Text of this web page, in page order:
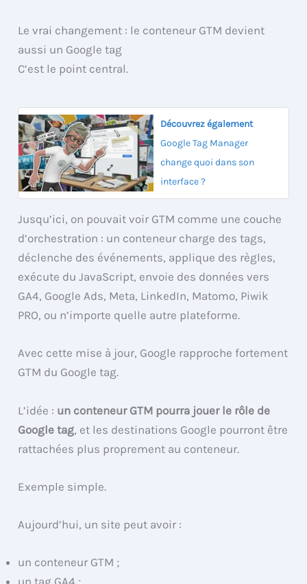
Le vrai changement : le conteneur GTM devient
aussi un Google tag
C’est le point central.
Découvrez également
Google Tag Manager
change quoi dans son
interface ?
Jusqu’ici, on pouvait voir GTM comme une couche
d’orchestration : un conteneur charge des tags,
déclenche des événements, applique des règles,
exécute du JavaScript, envoie des données vers
GA4, Google Ads, Meta, LinkedIn, Matomo, Piwik
PRO, ou n’importe quelle autre plateforme.
Avec cette mise à jour, Google rapproche fortement
GTM du Google tag.
L’idée : un conteneur GTM pourra jouer le rôle de
Google tag, et les destinations Google pourront être
rattachées plus proprement au conteneur.
Exemple simple.
Aujourd’hui, un site peut avoir :
un conteneur GTM ;